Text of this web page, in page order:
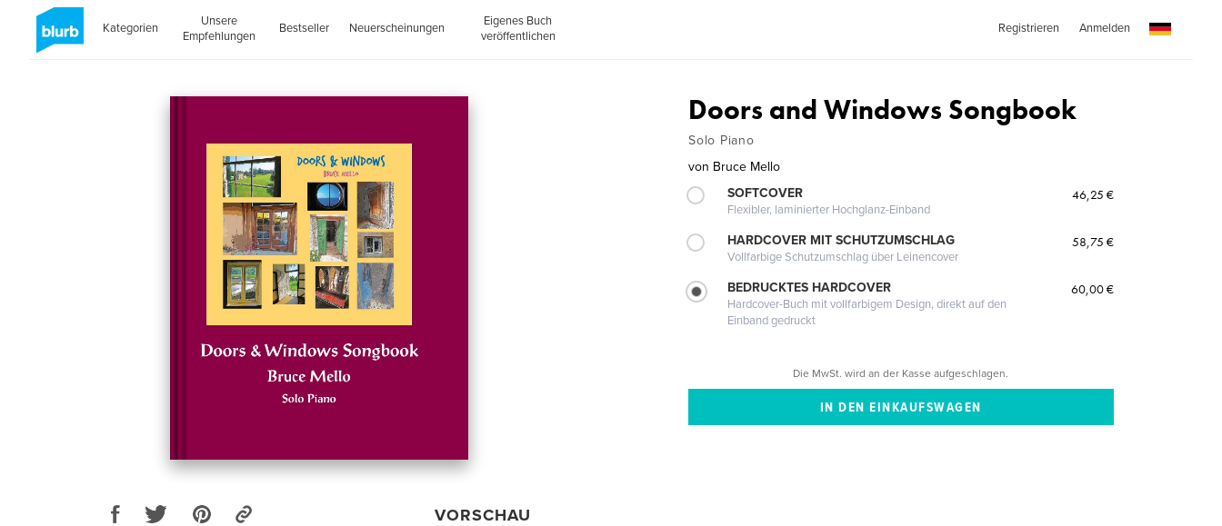
Kategorien
Unsere
Empfehlungen
Bestseller Neuerscheinungen
Eigenes Buch
veröffentlichen
Registrieren Anmelden
VORSCHAU
Doors and Windows Songbook
Solo Piano
von Bruce Mello
SOFTCOVER
Flexibler, laminierter Hochglanz-Einband
46,25 €
HARDCOVER MIT SCHUTZUMSCHLAG
Vollfarbige Schutzumschlag über Leinencover
58,75 €
BEDRUCKTES HARDCOVER
Hardcover-Buch mit vollfarbigem Design, direkt auf den
Einband gedruckt
60,00 €
Die MwSt. wird an der Kasse aufgeschlagen.